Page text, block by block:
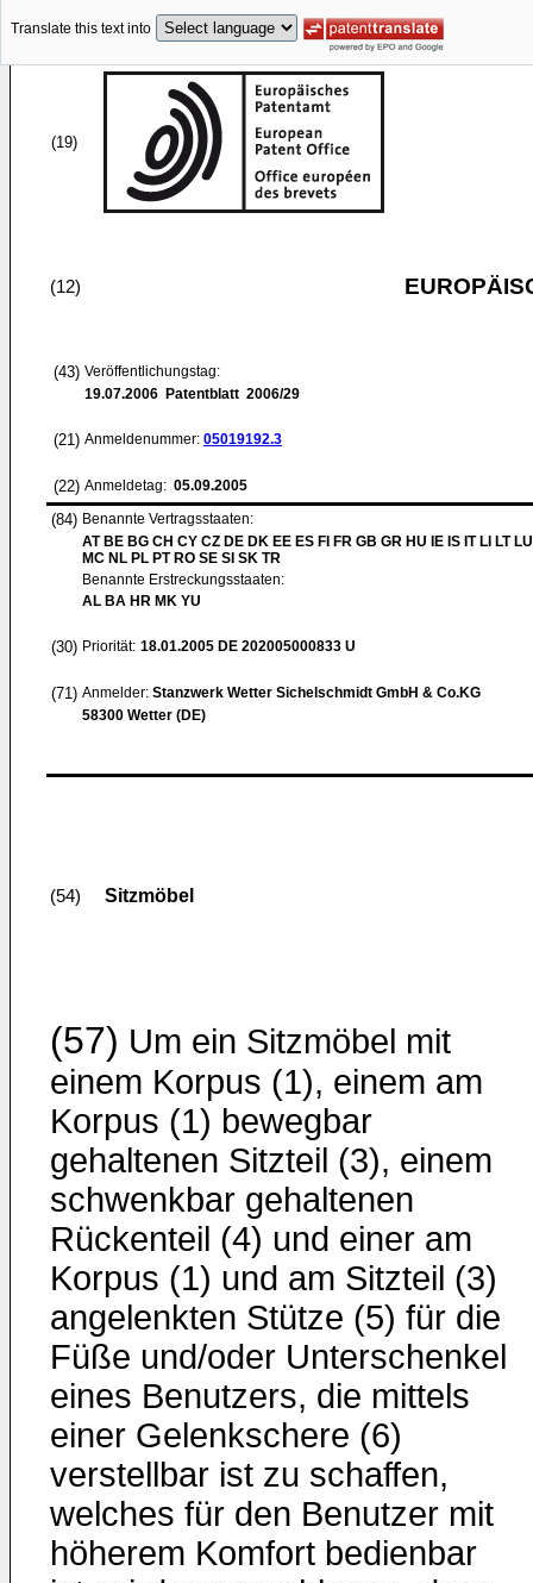
Translate this text into
(19)
(12)
(43) Veröffentlichungstag:
19.07.2006 Patentblatt 2006/29
(21) Anmeldenummer: 05019192.3
(22) Anmeldetag: 05.09.2005
(84) Benannte Vertragsstaaten:
AT BE BG CH CY CZ DE DK EE ES FI FR GB GR HU IE IS IT LI LT
MC NL PL PT RO SE SI SK TR
Benannte Erstreckungsstaaten:
AL BA HR MK YU
(30) Priorität: 18.01.2005 DE 202005000833 U
(71) Anmelder: Stanzwerk Wetter Sichelschmidt GmbH & Co.KG
58300 Wetter (DE)
(54) Sitzmöbel
(57) Um ein Sitzmöbel mit
einem Korpus (1), einem am
Korpus (1) bewegbar
gehaltenen Sitzteil (3), einem
schwenkbar gehaltenen
Rückenteil (4) und einer am
Korpus (1) und am Sitzteil (3)
angelenkten Stütze (5) für die
Füße und/oder Unterschenkel
eines Benutzers, die mittels
einer Gelenkschere (6)
verstellbar ist zu schaffen,
welches für den Benutzer mit
höherem Komfort bedienbar